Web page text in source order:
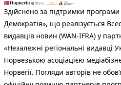
Здійснено за підтримки
Демократія», що реалізується
видавців новин (WAN-IFRA) у
«Незалежні регіональні видавці
Норвезькою асоціацією
Норвегії. Погляди авторів не